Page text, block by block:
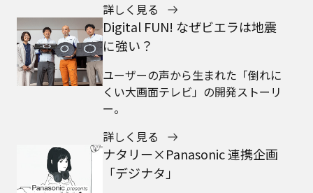
詳しく見る
Digital FUN! なぜビエラは地震
に強い？
ユーザーの声から生まれた「倒れに
くい大画面テレビ」の開発ストーリ
ー。
詳しく見る
ナタリー×Panasonic 連携企画
「デジナタ」